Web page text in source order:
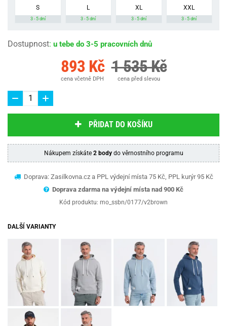
S
3 - 5 dní
L
3 - 5 dní
XL
3 - 5 dní
XXL
3 - 5 dní
Dostupnost: u tebe do 3-5 pracovních dnů
893 Kč
cena včetně DPH
1 535 Kč
cena před slevou
PŘIDAT DO KOŠÍKU
Nákupem získáte 2 bodydo věrnostního programu
Doprava: Zasilkovna.cz a PPL výdejní místa 75 Kč, PPL kurýr 95 Kč
Doprava zdarma na výdejní místa nad 900 Kč
Kód produktu: mo_ssbn/0177/v2brown
DALŠÍ VARIANTY